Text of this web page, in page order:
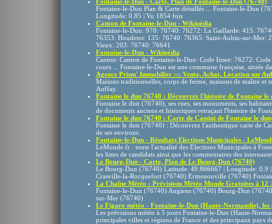
Fontaine-le-Dun Plan & Carte détaillés ... Fontaine-le-Dun
Longitude: 0.85 | Vu 1854 fois
Canton de Fontaine-le-Dun - Wikipédia
Fontaine-le-Dun: 978: 76740: 76272: La Gaillarde: 415:
76353: Houdetot: 135: 76740: 76365: Saint-Aubin-sur-Mer:
Vieux: 203: 76740: 76641
Fontaine-le-Dun - Wikipédia
Canton: Canton de Fontaine-le-Dun: Code Insee: 76272:
cours ... Fontaine-le-Dun est une commune française, située
Agence Prism' Immobilier ::: Vente, Achat, Location sur
Maisons traditionnelles, corps de ferme, maisons de maître et
Auffay.
Fontaine le dun 76740 : Découvrez l'histoire de Fontaine le
Fontaine le dun (76740), ses rues, ses monuments, ses
de documents anciens et historiques retraçant l'histoire de
Fontaine le dun 76740 : Carte de Cassini de Fontaine le
Fontaine le dun (76740) : Découvrez l'authentique carte de
de ses environs.
Fontaine-le-Dun - Résultats Elections Municipales -
LeMonde.fr : toute l'actualité des Elections Municipales à
les listes de candidats ainsi que les commentaires des
Le Bourg-Dun - Carte, Plan de Le Bourg-Dun (76740)
Le Bourg-Dun (76740) Latitude: 49.866667 | Longitude: 0.9
Crasville-la-Rocquefort (76740) Ermenouville (76740)
La Chaîne Météo : Prévisions Météo Monde Gratuites à 12
Fontaine-le-Dun (76740) Angiens (76740) Bourg-Dun
sur-Mer (76740)
Le Figaro météo - Fontaine-le-Dun (Haute-Normandie), les
Les prévisions météo à 5 jours Fontaine-le-Dun (Haute-
principales villes et régions de France et des principaux pays